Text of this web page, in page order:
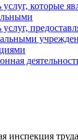
услуг, которые
услуг,
инспекция